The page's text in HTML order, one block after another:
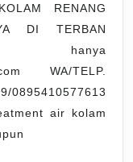
RENANG
DI TERBAN
hanya
WA/TELP.
air kolam